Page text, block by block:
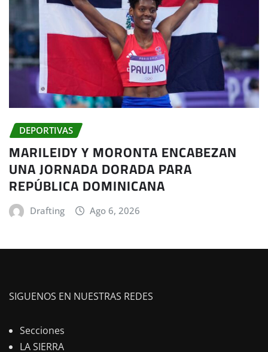
DEPORTIVAS
MARILEIDY Y MORONTA ENCABEZAN
UNA JORNADA DORADA PARA
REPÚBLICA DOMINICANA
Drafting Ago 6, 2026
SIGUENOS EN NUESTRAS REDES
Secciones
LA SIERRA